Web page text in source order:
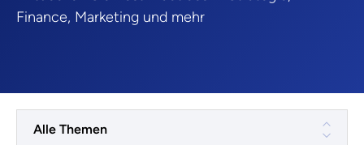
Finance, Marketing und mehr
Alle Themen